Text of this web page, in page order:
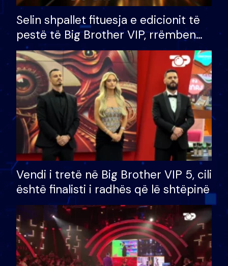
Selin shpallet fituesja e edicionit të
pestë të Big Brother VIP, rrëmben
çmimin e madh prej 100 mijë eurosh
Vendi i tretë në Big Brother VIP 5, cili
është finalisti i radhës që lë shtëpinë